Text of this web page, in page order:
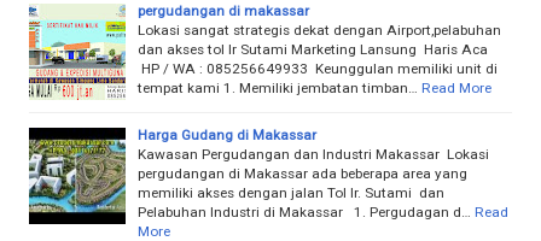
pergudangan di makassar
Lokasi sangat strategis dekat dengan Airport,pelabuhan
dan akses tol Ir Sutami Marketing Lansung Haris Aca
HP / WA : 085256649933 Keunggulan memiliki unit di
tempat kami 1. Memiliki jembatan timban…
Read More
Harga Gudang di Makassar
Kawasan Pergudangan dan Industri Makassar Lokasi
pergudangan di Makassar ada beberapa area yang
memiliki akses dengan jalan Tol Ir. Sutami dan
Pelabuhan Industri di Makassar 1. Pergudagan d…
Read
More